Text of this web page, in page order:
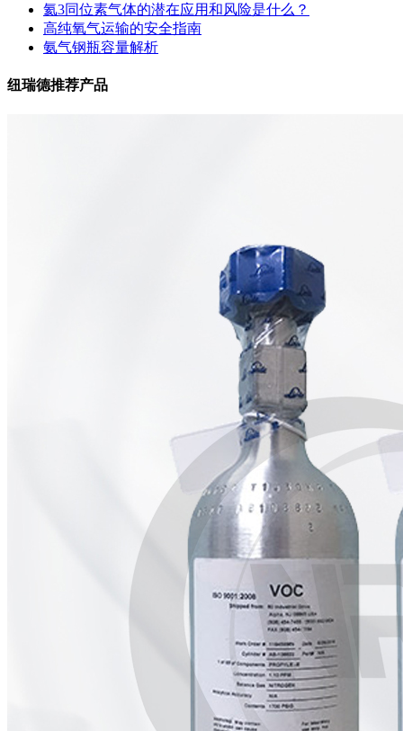
氦3同位素气体的潜在应用和风险是什么？
高纯氧气运输的安全指南
氨气钢瓶容量解析
纽瑞德推荐产品